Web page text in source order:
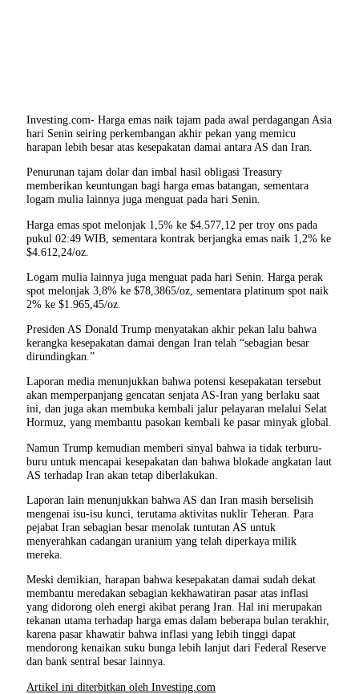
Investing.com- Harga emas naik tajam pada awal perdagangan Asia
hari Senin seiring perkembangan akhir pekan yang memicu
harapan lebih besar atas kesepakatan damai antara AS dan Iran.
Penurunan tajam dolar dan imbal hasil obligasi Treasury
memberikan keuntungan bagi harga emas batangan, sementara
logam mulia lainnya juga menguat pada hari Senin.
Harga emas spot melonjak 1,5% ke $4.577,12 per troy ons pada
pukul 02:49 WIB, sementara kontrak berjangka emas naik 1,2% ke
$4.612,24/oz.
Logam mulia lainnya juga menguat pada hari Senin. Harga perak
spot melonjak 3,8% ke $78,3865/oz, sementara platinum spot naik
2% ke $1.965,45/oz.
Presiden AS Donald Trump menyatakan akhir pekan lalu bahwa
kerangka kesepakatan damai dengan Iran telah “sebagian besar
dirundingkan.”
Laporan media menunjukkan bahwa potensi kesepakatan tersebut
akan memperpanjang gencatan senjata AS-Iran yang berlaku saat
ini, dan juga akan membuka kembali jalur pelayaran melalui Selat
Hormuz, yang membantu pasokan kembali ke pasar minyak global.
Namun Trump kemudian memberi sinyal bahwa ia tidak terburu-
buru untuk mencapai kesepakatan dan bahwa blokade angkatan laut
AS terhadap Iran akan tetap diberlakukan.
Laporan lain menunjukkan bahwa AS dan Iran masih berselisih
mengenai isu-isu kunci, terutama aktivitas nuklir Teheran. Para
pejabat Iran sebagian besar menolak tuntutan AS untuk
menyerahkan cadangan uranium yang telah diperkaya milik
mereka.
Meski demikian, harapan bahwa kesepakatan damai sudah dekat
membantu meredakan sebagian kekhawatiran pasar atas inflasi
yang didorong oleh energi akibat perang Iran. Hal ini merupakan
tekanan utama terhadap harga emas dalam beberapa bulan terakhir,
karena pasar khawatir bahwa inflasi yang lebih tinggi dapat
mendorong kenaikan suku bunga lebih lanjut dari Federal Reserve
dan bank sentral besar lainnya.
Artikel ini diterbitkan oleh Investing.com